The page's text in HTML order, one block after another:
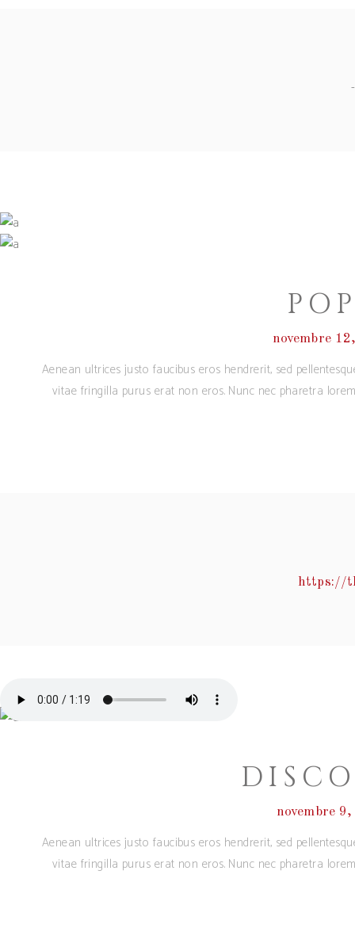
novembre
Aenean ultrices justo faucibus eros hendrerit, sed
vitae fringilla purus erat non eros. Nunc nec pharetra
https://
novembre
Aenean ultrices justo faucibus eros hendrerit, sed
vitae fringilla purus erat non eros. Nunc nec pharetra